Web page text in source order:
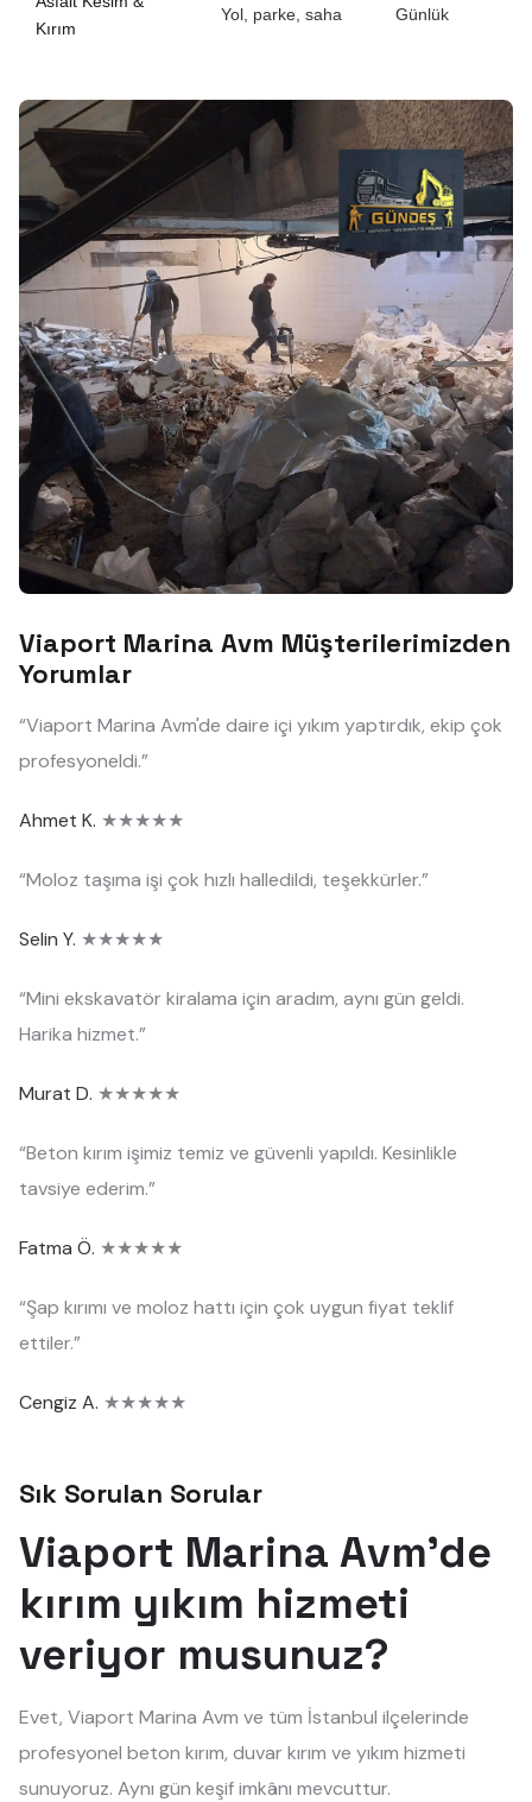
Kırım
Yol, parke, saha Günlük
Viaport Marina Avm Müşterilerimizden
Yorumlar
“Viaport Marina Avm'de daire içi yıkım yaptırdık, ekip çok
profesyoneldi.”
Ahmet K. ★★★★★
“Moloz taşıma işi çok hızlı halledildi, teşekkürler.”
Selin Y. ★★★★★
“Mini ekskavatör kiralama için aradım, aynı gün geldi.
Harika hizmet.”
Murat D. ★★★★★
“Beton kırım işimiz temiz ve güvenli yapıldı. Kesinlikle
tavsiye ederim.”
Fatma Ö. ★★★★★
“Şap kırımı ve moloz hattı için çok uygun fiyat teklif
ettiler.”
Cengiz A. ★★★★★
Sık Sorulan Sorular
Viaport Marina Avm'de
kırım yıkım hizmeti
veriyor musunuz?
Evet, Viaport Marina Avm ve tüm İstanbul ilçelerinde
profesyonel beton kırım, duvar kırım ve yıkım hizmeti
sunuyoruz. Aynı gün keşif imkânı mevcuttur.